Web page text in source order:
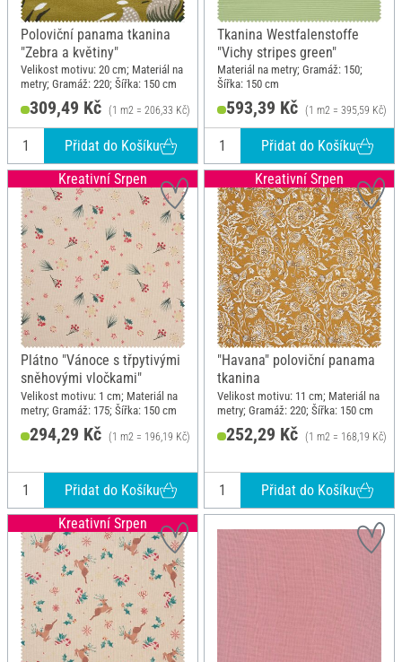
Poloviční panama tkanina
"Zebra a květiny"
Velikost motivu: 20 cm; Materiál na
metry; Gramáž: 220; Šířka: 150 cm
309,49 Kč (1 m2 = 206,33 Kč)
Přidat do Košíku
Tkanina Westfalenstoffe
"Vichy stripes green"
Materiál na metry; Gramáž: 150;
Šířka: 150 cm
593,39 Kč (1 m2 = 395,59 Kč)
Přidat do Košíku
Kreativní Srpen
Plátno "Vánoce s třpytivými
sněhovými vločkami"
Velikost motivu: 1 cm; Materiál na
metry; Gramáž: 175; Šířka: 150 cm
294,29 Kč (1 m2 = 196,19 Kč)
Přidat do Košíku
Kreativní Srpen
"Havana" poloviční panama
tkanina
Velikost motivu: 11 cm; Materiál na
metry; Gramáž: 220; Šířka: 150 cm
252,29 Kč (1 m2 = 168,19 Kč)
Přidat do Košíku
Kreativní Srpen